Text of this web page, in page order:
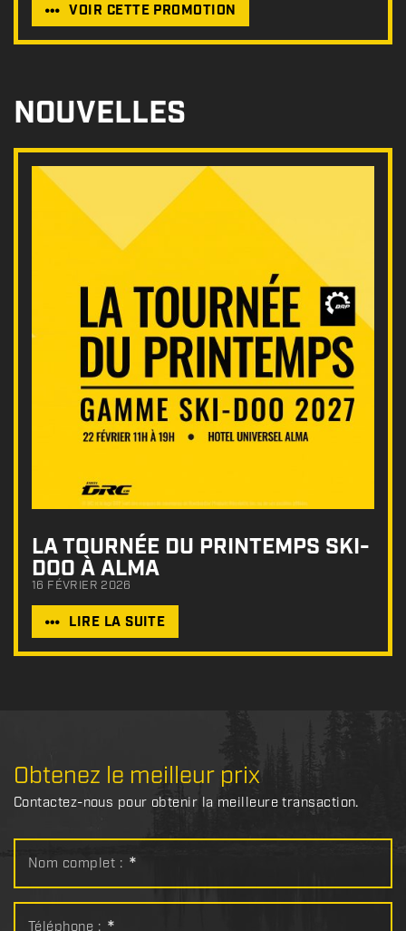
VOIR CETTE PROMOTION
NOUVELLES
LA TOURNÉE DU PRINTEMPS SKI-
DOO À ALMA
16 FÉVRIER 2026
LIRE LA SUITE
Obtenez le meilleur prix
Contactez-nous pour obtenir la meilleure transaction.
Nom complet : *
Téléphone : *